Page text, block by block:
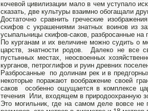
кочевой цивилизации мало в чем уступало
сказать, две культуры взаимно обогащали
Достаточно сравнить греческие
скифов с украшениями знатных воинов из
усыпальницы скифов-саков, разбросанные на
По курганам и их величине можно судить о
царств, знатности родов. Далеко не все
пустынных местах, неосвоенных
курганов, петроглифов и руин древних
Разбросанные по долинам рек и в
некоторые поражают воображение своей
саков особенно ощущается в комплексе
течения Или, входящем в природоохранную
Это могильник, где на самом деле вовсе не